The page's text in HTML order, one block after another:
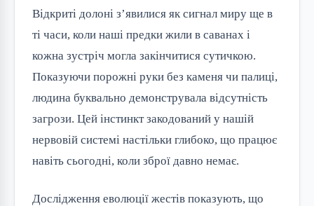
Відкриті долоні з’явилися як сигнал миру ще в
ті часи, коли наші предки жили в саванах і
кожна зустріч могла закінчитися сутичкою.
Показуючи порожні руки без каменя чи палиці,
людина буквально демонструвала відсутність
загрози. Цей інстинкт закодований у нашій
нервовій системі настільки глибоко, що працює
навіть сьогодні, коли зброї давно немає.
Дослідження еволюції жестів показують, що